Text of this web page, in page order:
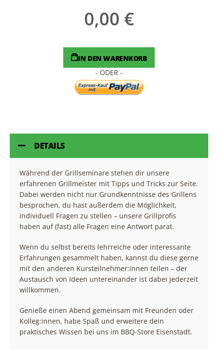
0,00 €
IN DEN WARENKORB
DETAILS
Während der Grillseminare stehen dir unsere
erfahrenen Grillmeister mit Tipps und Tricks zur Seite.
Dabei werden nicht nur Grundkenntnisse des Grillens
besprochen, du hast außerdem die Möglichkeit,
individuell Fragen zu stellen – unsere Grillprofis
haben auf (fast) alle Fragen eine Antwort parat.
Wenn du selbst bereits lehrreiche oder interessante
Erfahrungen gesammelt haben, kannst du diese gerne
mit den anderen Kursteilnehmer:innen teilen – der
Austausch von Ideen untereinander ist dabei jederzeit
willkommen.
Genieße einen Abend gemeinsam mit Freunden oder
Kolleg:innen, habe Spaß und erweitere dein
praktisches Wissen bei uns im BBQ-Store Eisenstadt.